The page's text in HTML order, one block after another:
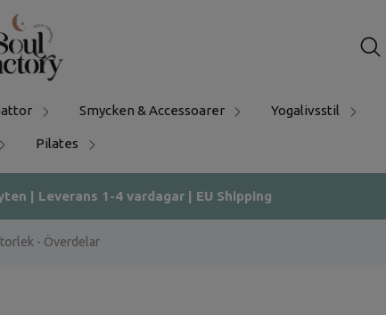
Smycken & Accessoarer Yogalivsstil
Pilates
| Leverans 1-4 vardagar | EU Shipping
- Överdelar